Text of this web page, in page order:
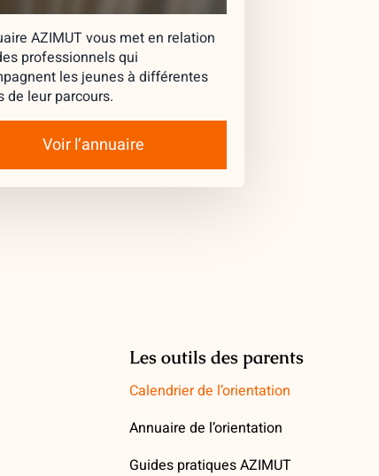
AZIMUT vous met en relation
professionnels qui
les jeunes à différentes
de leur parcours.
Voir l’annuaire
Les outils des parents
Calendrier de l’orientation
Annuaire de l’orientation
Guides pratiques AZIMUT